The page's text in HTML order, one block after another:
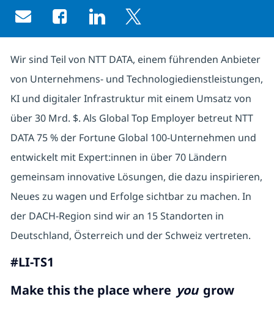
Share via email
Share via Facebook
Share via LinkedIn
Share via twitter
Wir sind Teil von NTT DATA, einem führenden Anbieter
von Unternehmens- und Technologiedienstleistungen,
KI und digitaler Infrastruktur mit einem Umsatz von
über 30 Mrd. $. Als Global Top Employer betreut NTT
DATA 75 % der Fortune Global 100-Unternehmen und
entwickelt mit Expert:innen in über 70 Ländern
gemeinsam innovative Lösungen, die dazu inspirieren,
Neues zu wagen und Erfolge sichtbar zu machen. In
der DACH-Region sind wir an 15 Standorten in
Deutschland, Österreich und der Schweiz vertreten.
#LI-TS1
Make this the place where yougrow